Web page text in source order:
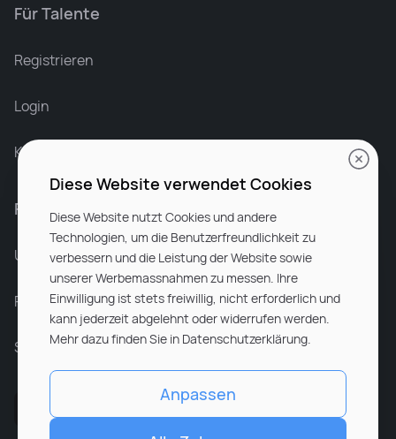
Für Talente
Registrieren
Login
Karriere bei Rocken
Für Unternehmen
Unsere Dienstleistungen
Partnerunternehmen
Sitemap
Diese Website verwendet Cookies
Diese Website nutzt Cookies und andere
Technologien, um die Benutzerfreundlichkeit zu
verbessern und die Leistung der Website sowie
unserer Werbemassnahmen zu messen. Ihre
Einwilligung ist stets freiwillig, nicht erforderlich und
kann jederzeit abgelehnt oder widerrufen werden.
Mehr dazu finden Sie in Datenschutzerklärung.
Anpassen